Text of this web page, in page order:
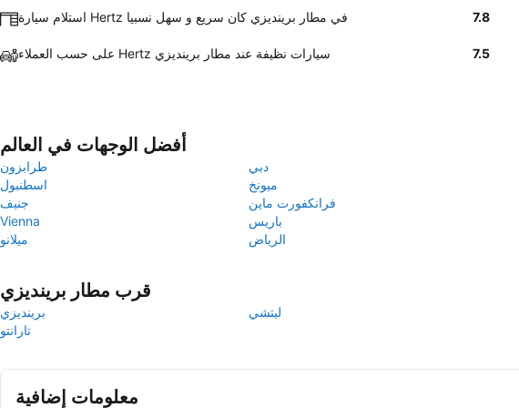
استلام سيارة Hertz في مطار برينديزي كان سريع و سهل نسبيا 7.8
على حسب العملاء Hertz سيارات نظيفة عند مطار برينديزي 7.5
أفضل الوجهات في العالم
طرابزون
دبي
اسطنبول
ميونخ
جنيف
فرانكفورت ماين
Vienna
باريس
ميلانو
الرياض
قرب مطار برينديزي
برينديزي
ليتشي
تارانتو
معلومات إضافية